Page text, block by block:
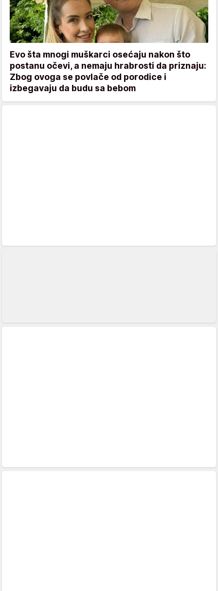
Evo šta mnogi muškarci osećaju nakon što
postanu očevi, a nemaju hrabrosti da priznaju:
Zbog ovoga se povlače od porodice i
izbegavaju da budu sa bebom